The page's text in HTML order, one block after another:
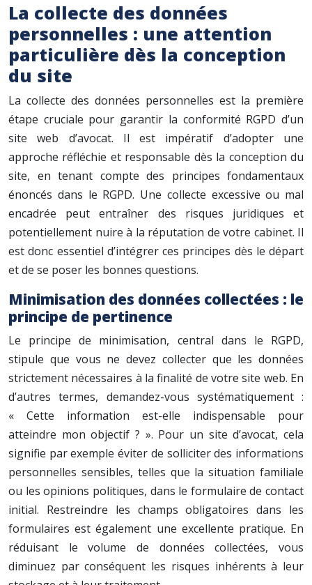
La collecte des données
personnelles : une attention
particulière dès la conception
du site
La collecte des données personnelles est la première
étape cruciale pour garantir la conformité RGPD d’un
site web d’avocat. Il est impératif d’adopter une
approche réfléchie et responsable dès la conception du
site, en tenant compte des principes fondamentaux
énoncés dans le RGPD. Une collecte excessive ou mal
encadrée peut entraîner des risques juridiques et
potentiellement nuire à la réputation de votre cabinet. Il
est donc essentiel d’intégrer ces principes dès le départ
et de se poser les bonnes questions.
Minimisation des données collectées : le
principe de pertinence
Le principe de minimisation, central dans le RGPD,
stipule que vous ne devez collecter que les données
strictement nécessaires à la finalité de votre site web. En
d’autres termes, demandez-vous systématiquement :
« Cette information est-elle indispensable pour
atteindre mon objectif ? ». Pour un site d’avocat, cela
signifie par exemple éviter de solliciter des informations
personnelles sensibles, telles que la situation familiale
ou les opinions politiques, dans le formulaire de contact
initial. Restreindre les champs obligatoires dans les
formulaires est également une excellente pratique. En
réduisant le volume de données collectées, vous
diminuez par conséquent les risques inhérents à leur